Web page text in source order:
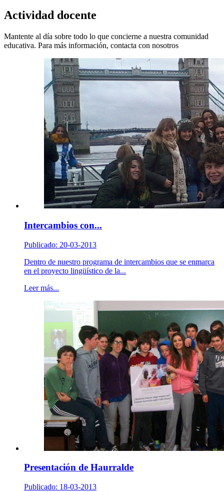
Actividad docente
Mantente al día sobre todo lo que concierne a nuestra comunidad
educativa. Para más información, contacta con nosotros
Intercambios con...
Publicado: 20-03-2013
Dentro de nuestro programa de intercambios que se enmarca
en el proyecto lingüístico de la...
Leer más...
Presentación de Haurralde
Publicado: 18-03-2013